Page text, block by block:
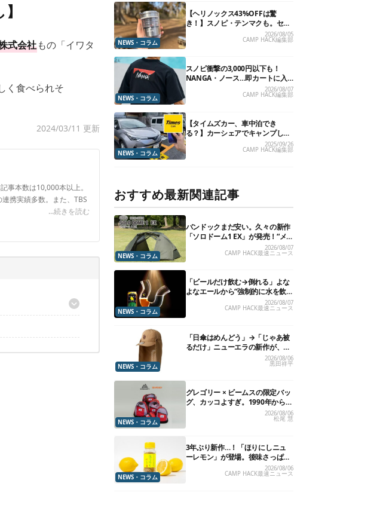
式会社もの「イワタ
く食べられそ
2024/03/11 更新
事本数は10,000本以上。
携実績多数。また、TBS
...続きを読む
NEWS・コラム
【ヘリノックス43%OFFは驚
き！】スノピ・テンマクも。セー
ル中の「見逃せないキャンプ道
具」12選
2026/08/05
CAMP HACK編集部
NEWS・コラム
スノピ衝撃の3,000円以下も！
NANGA・ノース…即カートに入
れたいアウトドアな「値下げ夏
2026/08/07
CAMP HACK編集部
NEWS・コラム
【タイムズカー、車中泊でき
る？】カーシェアでキャンプした
いので、直接聞いてみました2025/09/26
CAMP HACK編集部
おすすめ最新関連記事
NEWS・コラム
バンドックまだ安い。久々の新作
「ソロドーム1 EX」が発売！“メ
ッシュインナー”だけでも使える
よ【防災も◎】
2026/08/07
CAMP HACK最速ニュース
NEWS・コラム
「ビールだけ飲む→倒れる」よな
よなエールから“強制的に水を飲
2026/08/07
CAMP HACK最速ニュース
NEWS・コラム
「日傘はめんどう」→「じゃあ被
るだけ」ニューエラの新作が、真
2026/08/06
黒田祥平
NEWS・コラム
グレゴリー × ビームスの限定バッ
グ、カッコよすぎ。1990年から“3
年のみ使用”されていた、紫タグ
2026/08/06
松尾 慧
NEWS・コラム
3年ぶり新作…！「ほりにしニュ
ーレモン」が登場。後味さっぱり
の万能スパイス！【8月21日発
2026/08/06
CAMP HACK最速ニュース